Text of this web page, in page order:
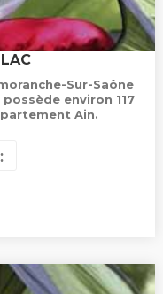
Sur-Saône
environ 117
Ain.